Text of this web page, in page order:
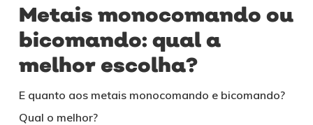
Metais monocomando ou
bicomando: qual a
melhor escolha?
E quanto aos metais monocomando e bicomando?
Qual o melhor?